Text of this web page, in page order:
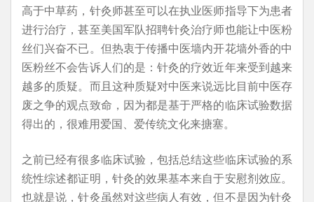
高于中草药，针灸师甚至可以在执业医师指导下为患者
进行治疗，甚至美国军队招聘针灸治疗师也能让中医粉
丝们兴奋不已。但热衷于传播中医墙内开花墙外香的中
医粉丝不会告诉人们的是：针灸的疗效近年来受到越来
越多的质疑。而且这种质疑对中医来说远比目前中医存
废之争的观点致命，因为都是基于严格的临床试验数据
得出的，很难用爱国、爱传统文化来搪塞。
之前已经有很多临床试验，包括总结这些临床试验的系
统性综述都证明，针灸的效果基本来自于安慰剂效应。
也就是说，针灸虽然对这些病人有效，但不是因为针灸